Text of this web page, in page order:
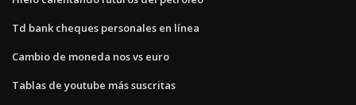
Td bank cheques personales en línea
Cambio de moneda nos vs euro
Tablas de youtube más suscritas